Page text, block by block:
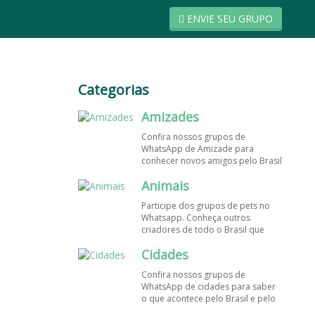
ENVIE SEU GRUPO
Categorias
Amizades
Confira nossos grupos de
WhatsApp de Amizade para
conhecer novos amigos pelo Brasil
melhores grupos de WhatsApp é
Animais
Participe dos grupos de pets no
Whatsapp. Conheça outros
criadores de todo o Brasil que
trocar dicas sobre como cuidar
grupos de WhatsApp de graça!
Cidades
Confira nossos grupos de
WhatsApp de cidades para saber
o que acontece pelo Brasil e pelo